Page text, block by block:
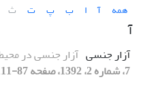
همه آ ا ب پ ت ث
آ
آزار جنسی آزار جنسی در
7، شماره 2، 1392، صفحه 87-111]